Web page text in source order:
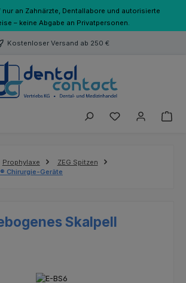
nur an Zahnärzte, Dentallabore und autorisierte
– keine Abgabe an Privatpersonen.
Kostenloser Versand ab 250 €
Du hast 0
Prophylaxe
ZEG Spitzen
Chirurgie-Geräte
Skalpell